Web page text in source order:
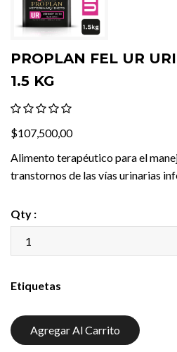
PROPLAN FEL UR
1.5 KG
$107,500,00
Alimento terapéutico para el
transtornos de las vías urinarias
Qty :
Etiquetas
Agregar Al Carrito